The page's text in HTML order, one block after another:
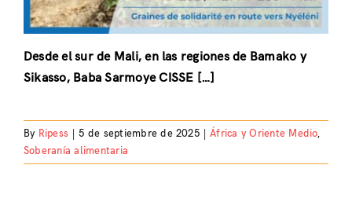
Desde el sur de Mali, en las regiones de Bamako y
Sikasso, Baba Sarmoye CISSE […]
By Ripess 5 de septiembre de 2025 África y Oriente Medio,
Soberanía alimentaria